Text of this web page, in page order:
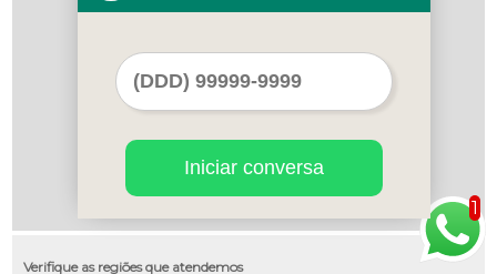
Zona Norte
Zona Norte
Zona Oeste
Zona Sul
Verifique as regiões que atendemos
1
Iniciar conversa